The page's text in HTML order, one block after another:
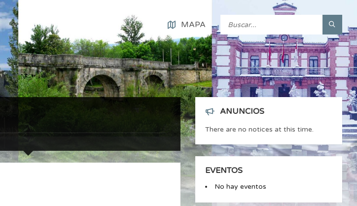
MAPA
ANUNCIOS
There are no notices at this time.
EVENTOS
No hay eventos